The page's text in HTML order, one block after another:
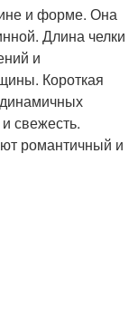
и форме. Она
Длина челки
и
Короткая
свежесть.
романтичный и